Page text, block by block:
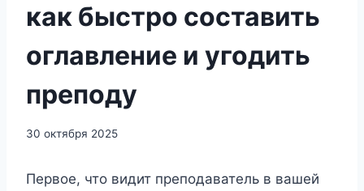
как быстро составить
оглавление и угодить
преподу
30 октября 2025
Первое, что видит преподаватель в вашей